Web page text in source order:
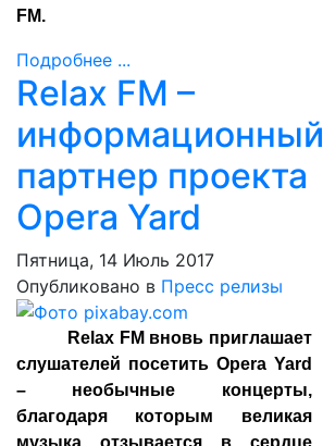
FM.
Подробнее ...
Relax FM –
информационный
партнер проекта
Opera Yard
Пятница, 14 Июль 2017
Опубликовано в Пресс релизы
Relax FM вновь приглашает
слушателей посетить Opera Yard
– необычные концерты,
благодаря которым великая
музыка отзывается в сердце